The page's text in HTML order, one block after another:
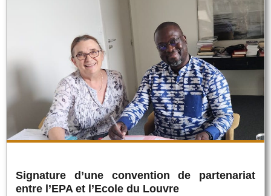
Signature d’une convention de partenariat
entre l’EPA et l’Ecole du Louvre